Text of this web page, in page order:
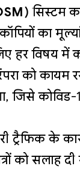
सिस्टम
का
हर विषय
को
जिसे
ट्रैफिक के
को सलाह